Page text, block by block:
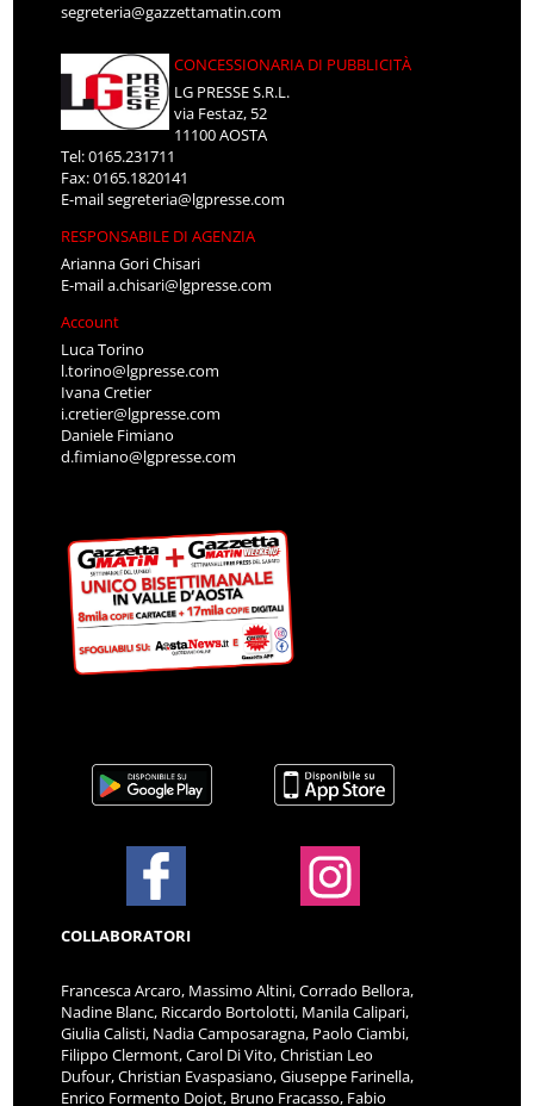
segreteria@gazzettamatin.com
CONCESSIONARIA DI PUBBLICITÀ
LG PRESSE S.R.L.
via Festaz, 52
11100 AOSTA
Tel: 0165.231711
Fax: 0165.1820141
E-mailsegreteria@lgpresse.com
RESPONSABILE DI AGENZIA
Arianna Gori Chisari
E-maila.chisari@lgpresse.com
Account
Luca Torino
l.torino@lgpresse.com
Ivana Cretier
i.cretier@lgpresse.com
Daniele Fimiano
d.fimiano@lgpresse.com
COLLABORATORI
Francesca Arcaro, Massimo Altini, Corrado Bellora,
Nadine Blanc, Riccardo Bortolotti, Manila Calipari,
Giulia Calisti, Nadia Camposaragna, Paolo Ciambi,
Filippo Clermont, Carol Di Vito, Christian Leo
Dufour, Christian Evaspasiano, Giuseppe Farinella,
Enrico Formento Dojot, Bruno Fracasso, Fabio